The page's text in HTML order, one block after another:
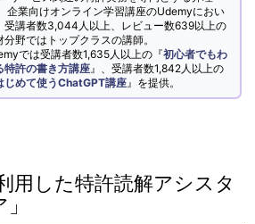
企業向けオンライン学習講座のUdemyにおい
受講者数3,044人以上、レビュー数639以上の
分野ではトップクラスの講師。
では受講者数1,635人以上の『初心者でもわ
特許の書き方講座 』、受講者数1,842人以上の
じめて使うChatGPT講座 』を提供。
用した特許読解アシスタ